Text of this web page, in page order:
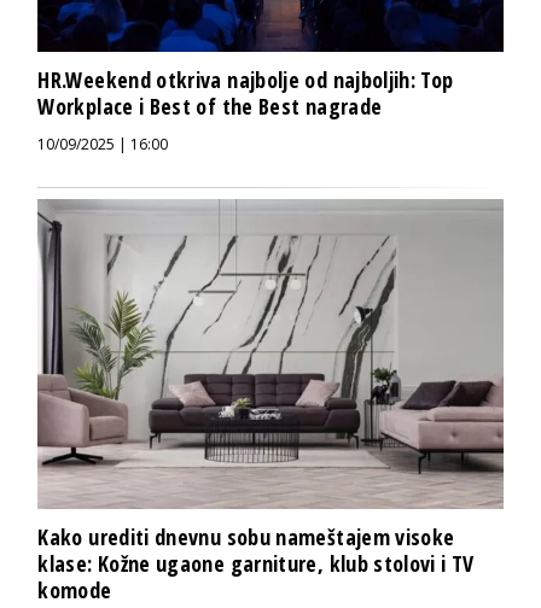
HR.Weekend otkriva najbolje od najboljih: Top
Workplace i Best of the Best nagrade
10/09/2025 | 16:00
Kako urediti dnevnu sobu nameštajem visoke
klase: Kožne ugaone garniture, klub stolovi i TV
komode